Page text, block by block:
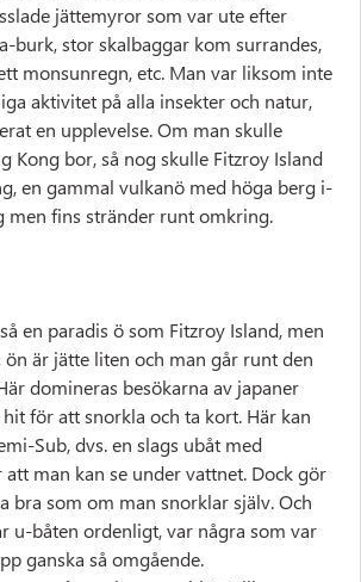
jättemyror som var ute efter
burk, stor skalbaggar kom surrandes,
monsunregn, etc. Man var liksom inte
aktivitet på alla insekter och natur,
en upplevelse. Om man skulle
Kong bor, så nog skulle Fitzroy Island
en gammal vulkanö med höga berg i-
men fins stränder runt omkring.
en paradis ö som Fitzroy Island, men
är jätte liten och man går runt den
domineras besökarna av japaner
för att snorkla och ta kort. Här kan
Sub, dvs. en slags ubåt med
man kan se under vattnet. Dock gör
bra som om man snorklar själv. Och
u-båten ordenligt, var några som var
ganska så omgående.